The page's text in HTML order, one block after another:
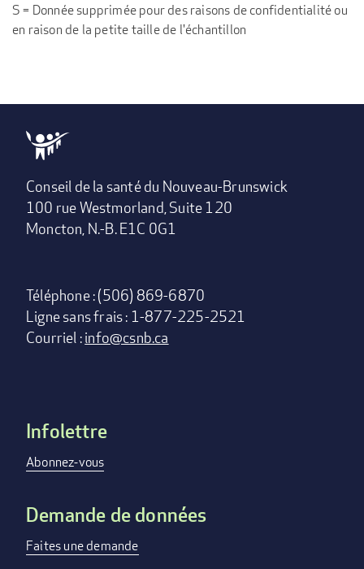
S = Donnée supprimée pour des raisons de confidentialité ou
en raison de la petite taille de l'échantillon
Conseil de la santé du Nouveau-Brunswick
100 rue Westmorland, Suite 120
Moncton, N.-B. E1C 0G1
Téléphone : (506) 869-6870
Ligne sans frais : 1-877-225-2521
Courriel :info@csnb.ca
Footer
menu
Infolettre
Abonnez-vous
Demande de données
Faites une demande